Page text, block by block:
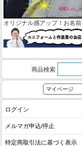
オリジナル感アップ！お名
商品検索
マイページ
ログイン
メルマガ申込/停止
特定商取引法に基づく表示